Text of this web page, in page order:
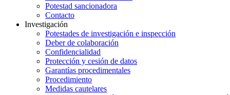
Potestad sancionadora
Contacto
Investigación
Potestades de investigación e inspección
Deber de colaboración
Confidencialidad
Protección y cesión de datos
Garantías procedimentales
Procedimiento
Medidas cautelares